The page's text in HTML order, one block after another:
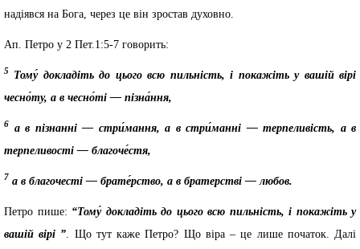
надіявся на Бога, через це він зростав духовно.
Ап. Петро у 2 Пет.1:5-7 говорить:
5
Тому́ докладіть до цього всю пильність, і покажіть у вашій вірі
чесно́ту, а в чесно́ті — пізна́ння,
6
а в пізнанні — стри́мання, а в стри́манні — терпеливість, а в
терпеливості — благоче́стя,
7 а в благочесті — брате́рство, а в братерстві — любов.
Петро пише: “Тому́ докладіть до цього всю пильність, і покажіть у
вашій вірі ” . Що тут каже Петро? Що віра – це лише початок. Далі